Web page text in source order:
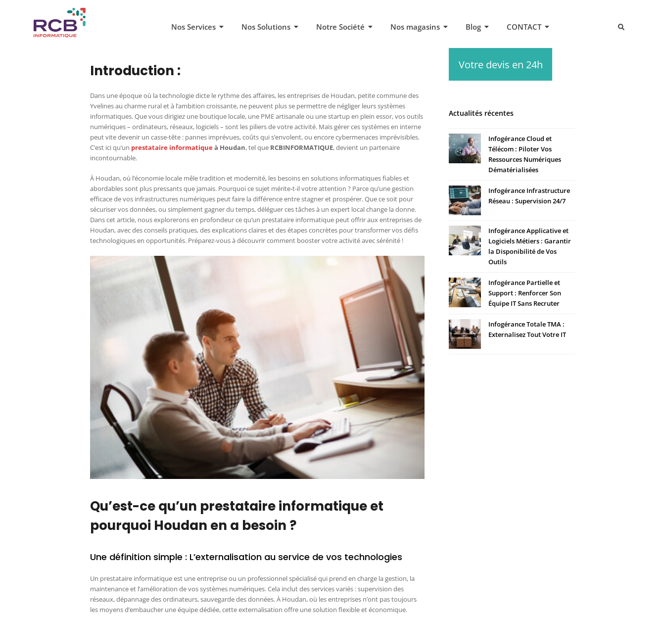
Nos Services Nos Solutions Notre Société Nos magasins Blog CONTACT
Introduction :
Dans une époque où la technologie dicte le rythme des affaires, les entreprises de Houdan, petite commune des
Yvelines au charme rural et à l’ambition croissante, ne peuvent plus se permettre de négliger leurs systèmes
informatiques. Que vous dirigiez une boutique locale, une PME artisanale ou une startup en plein essor, vos outils
numériques – ordinateurs, réseaux, logiciels – sont les piliers de votre activité. Mais gérer ces systèmes en interne
peut vite devenir un casse-tête : pannes imprévues, coûts qui s’envolent, ou encore cybermenaces imprévisibles.
C’est ici qu’un prestataire informatiqueà Houdan, tel que RCBINFORMATIQUE, devient un partenaire
incontournable.
À Houdan, où l’économie locale mêle tradition et modernité, les besoins en solutions informatiques fiables et
abordables sont plus pressants que jamais. Pourquoi ce sujet mérite-t-il votre attention ? Parce qu’une gestion
efficace de vos infrastructures numériques peut faire la différence entre stagner et prospérer. Que ce soit pour
sécuriser vos données, ou simplement gagner du temps, déléguer ces tâches à un expert local change la donne.
Dans cet article, nous explorerons en profondeur ce qu’un prestataire informatique peut offrir aux entreprises de
Houdan, avec des conseils pratiques, des explications claires et des étapes concrètes pour transformer vos défis
technologiques en opportunités. Préparez-vous à découvrir comment booster votre activité avec sérénité !
Qu’est-ce qu’un prestataire informatique et
pourquoi Houdan en a besoin ?
Une définition simple : L’externalisation au service de vos technologies
Un prestataire informatique est une entreprise ou un professionnel spécialisé qui prend en charge la gestion, la
maintenance et l’amélioration de vos systèmes numériques. Cela inclut des services variés : supervision des
réseaux, dépannage des ordinateurs, sauvegarde des données. À Houdan, où les entreprises n’ont pas toujours
les moyens d’embaucher une équipe dédiée, cette externalisation offre une solution flexible et économique.
Votre devis en 24h
Actualités récentes
Infogérance Cloud et
Télécom : Piloter Vos
Ressources Numériques
Dématérialisées
Infogérance Infrastructure
Réseau : Supervision 24/7
Infogérance Applicative et
Logiciels Métiers : Garantir
la Disponibilité de Vos
Outils
Infogérance Partielle et
Support : Renforcer Son
Équipe IT Sans Recruter
Infogérance Totale TMA :
Externalisez Tout Votre IT